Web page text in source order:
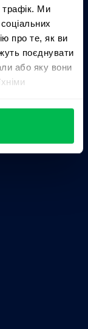
трафік. Ми
про те, як ви
поєднувати
або яку вони